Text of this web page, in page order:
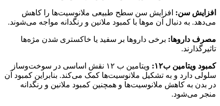
افزایش سن‌: افزایش سن سطح طبیعی ملانوسیت‌ها را کاهش
می‌دهد. به دنبال آن موها با کمبود ملانین و رنگدانه مواجه می‌شوند.
مصرف داروها‌: برخی داروها بر سفید یا خاکستری شدن مژه‌ها
تاثیر‌گذارند.
کمبود ویتامین ب۱۲:
ویتامین ب ۱۲ نقش اساسی در سوخت‌وساز
سلولی دارد و به تشکیل ملانوسیت‌ها کمک می‌کند. بنابراین کمبود آن
در بدن به کاهش ملانوسیت‌ها و همچنین کمبود ملانین و رنگدانه
منجر می‌شود.